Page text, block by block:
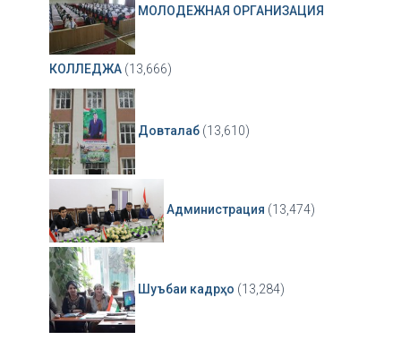
МОЛОДЕЖНАЯ ОРГАНИЗАЦИЯ
КОЛЛЕДЖА (13,666)
Довталаб (13,610)
Администрация (13,474)
Шуъбаи кадрҳо (13,284)